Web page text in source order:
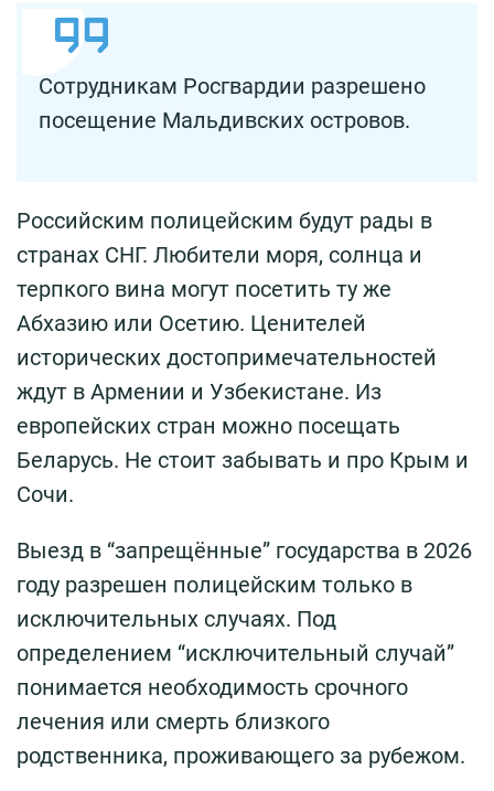
Сотрудникам Росгвардии разрешено
посещение Мальдивских островов.
Российским полицейским будут рады в
странах СНГ. Любители моря, солнца и
терпкого вина могут посетить ту же
Абхазию или Осетию. Ценителей
исторических достопримечательностей
ждут в Армении и Узбекистане. Из
европейских стран можно посещать
Беларусь. Не стоит забывать и про Крым и
Сочи.
Выезд в “запрещённые” государства в 2026
году разрешен полицейским только в
исключительных случаях. Под
определением “исключительный случай”
понимается необходимость срочного
лечения или смерть близкого
родственника, проживающего за рубежом.